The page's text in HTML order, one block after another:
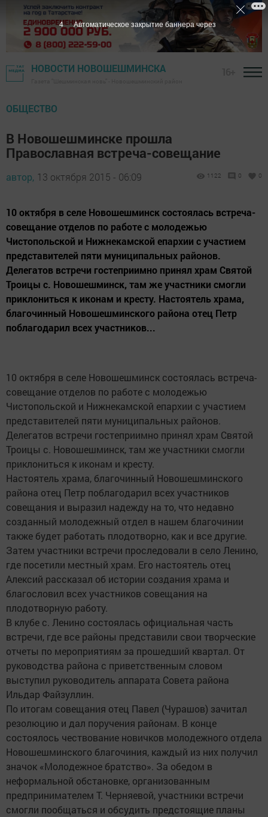
НОВОСТИ НОВОШЕШМИНСКА
ОБЩЕСТВО
В Новошешминске прошла
Православная встреча-совещание
автор, 13 октября 2015 - 06:09 1122 0 0
10 октября в селе Новошешминск состоялась встреча-
совещание отделов по работе с молодежью
Чистопольской и Нижнекамской епархии с участием
представителей пяти муниципальных районов.
Делегатов встречи гостеприимно принял храм Святой
Троицы с. Новошешминск, там же участники смогли
приклониться к иконам и кресту. Настоятель храма,
благочинный Новошешминского района отец Петр
поблагодарил всех участников...
10 октября в селе Новошешминск состоялась встреча-
совещание отделов по работе с молодежью
Чистопольской и Нижнекамской епархии с участием
представителей пяти муниципальных районов.
Делегатов встречи гостеприимно принял храм Святой
Троицы с. Новошешминск, там же участники смогли
приклониться к иконам и кресту.
Настоятель храма, благочинный Новошешминского
района отец Петр поблагодарил всех участников
совещания и выразил надежду на то, что недавно
созданный молодежный отдел в нашем благочинии
также будет работать плодотворно, как и все другие.
Затем участники встречи проследовали в село Ленино,
где посетили местный храм. Его настоятель отец
Алексий рассказал об истории создания храма и
благословил всех участников совещания на
плодотворную работу.
В клубе с. Ленино состоялась официальная часть
встречи, где все районы представили свои творческие
отчеты по мероприятиям за прошедший квартал. От
руководства района с приветственным словом
выступил руководитель аппарата Совета района
Ильдар Файзуллин.
По итогам совещания отец Павел (Чурашов) зачитал
резолюцию и дал поручения районам. В конце
состоялось чествование новичков молодежного отдела
Новошешминского благочиния, каждый из них получил
значок «Молодежное братство». За обедом в
неформальной обстановке, организованным
предпринимателем Т. Черняевой, участники встречи
смогли пообщаться и обсудить предстоящие планы
3 Автоматическое закрытие баннера через